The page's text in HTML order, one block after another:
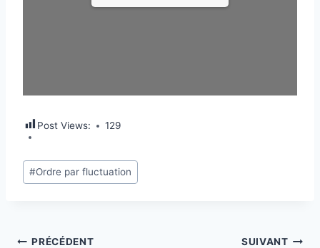
Post Views: 129
#Ordre par fluctuation
PRÉCÉDENT SUIVANT